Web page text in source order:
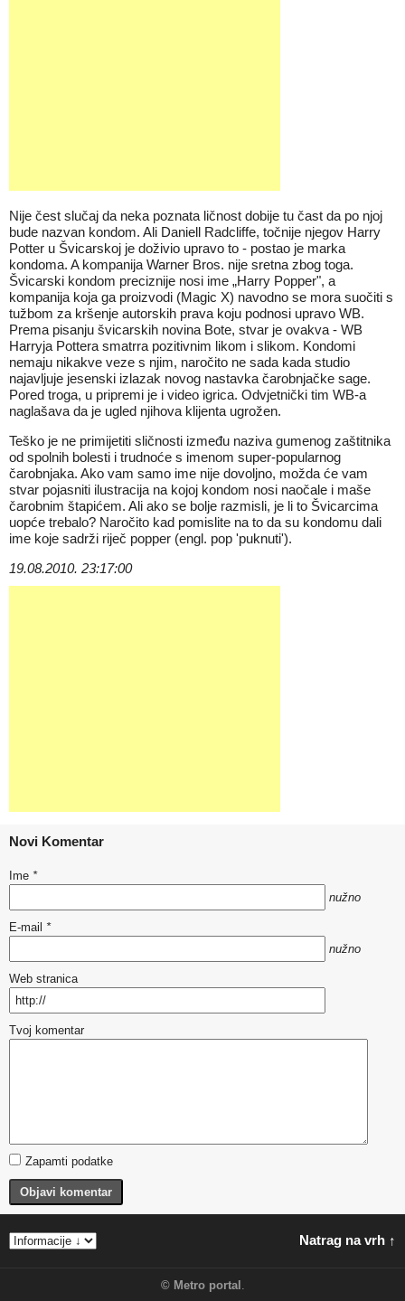
Nije čest slučaj da neka poznata ličnost dobije tu čast da po njoj
bude nazvan kondom. Ali Daniell Radcliffe, točnije njegov Harry
Potter u Švicarskoj je doživio upravo to - postao je marka
kondoma. A kompanija Warner Bros. nije sretna zbog toga.
Švicarski kondom preciznije nosi ime „Harry Popper", a
kompanija koja ga proizvodi (Magic X) navodno se mora suočiti s
tužbom za kršenje autorskih prava koju podnosi upravo WB.
Prema pisanju švicarskih novina Bote, stvar je ovakva - WB
Harryja Pottera smatrra pozitivnim likom i slikom. Kondomi
nemaju nikakve veze s njim, naročito ne sada kada studio
najavljuje jesenski izlazak novog nastavka čarobnjačke sage.
Pored troga, u pripremi je i video igrica. Odvjetnički tim WB-a
naglašava da je ugled njihova klijenta ugrožen.
Teško je ne primijetiti sličnosti između naziva gumenog zaštitnika
od spolnih bolesti i trudnoće s imenom super-popularnog
čarobnjaka. Ako vam samo ime nije dovoljno, možda će vam
stvar pojasniti ilustracija na kojoj kondom nosi naočale i maše
čarobnim štapićem. Ali ako se bolje razmisli, je li to Švicarcima
uopće trebalo? Naročito kad pomislite na to da su kondomu dali
ime koje sadrži riječ popper (engl. pop 'puknuti').
19.08.2010. 23:17:00
Novi Komentar
Ime *
nužno
E-mail *
nužno
Web stranica
Tvoj komentar
Zapamti podatke
Objavi komentar
Natrag na vrh ↑
© Metro portal .